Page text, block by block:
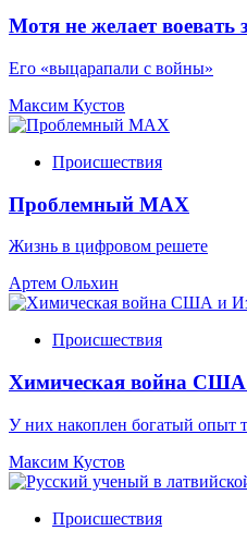
Мотя не желает воевать
Его «выцарапали с войны»
Максим Кустов
Происшествия
Проблемный МАХ
Жизнь в цифровом решете
Артем Ольхин
Происшествия
Химическая война
У них накоплен богатый опыт
Максим Кустов
Происшествия